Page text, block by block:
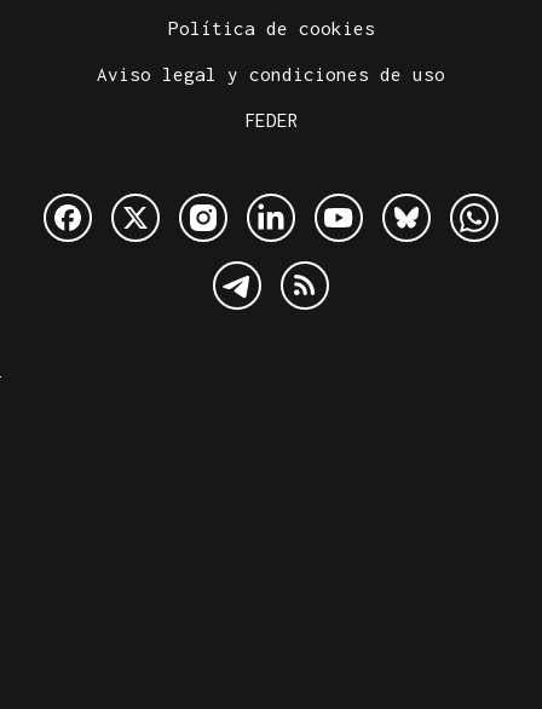
Política de cookies
Aviso legal y condiciones de uso
FEDER